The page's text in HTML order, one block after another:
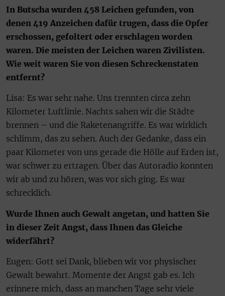
In Butscha wurden 458 Leichen gefunden, von
denen 419 Anzeichen dafür trugen, dass die Opfer
erschossen, gefoltert oder erschlagen worden
waren. Die meisten der Leichen waren Zivilisten.
Wie weit waren Sie von diesen Schreckenstaten
entfernt?
Lisa: Es war sehr nahe. Uns trennten circa zehn
Kilometer Luftlinie. Nachts sahen wir die Städte
brennen – und die Raketenangriffe. Es war wirklich
schlimm, das zu sehen. Auch der Gedanke, dass ein
paar Kilometer von uns gerade die Hölle auf Erden ist,
war schwer zu ertragen. Über das Autoradio konnten
wir ab und zu hören, was vor sich ging. Es war
schrecklich.
Wurde Ihnen auch Gewalt angetan, und hatten Sie
in dieser Zeit Angst, dass Ihnen das Gleiche
widerfährt?
Eugen: Gott sei Dank, blieben wir vor physischer
Gewalt bewahrt. Momente der Angst gab es. Ich
erinnere mich, dass an manchen Tage sehr viele